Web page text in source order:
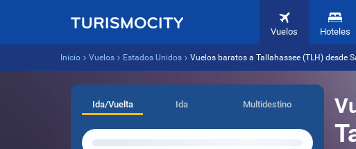
Vuelos Hoteles
Inicio Vuelos Estados Unidos Vuelos baratos a Tallahassee (TLH) desde
Ida/Vuelta Ida Multidestino